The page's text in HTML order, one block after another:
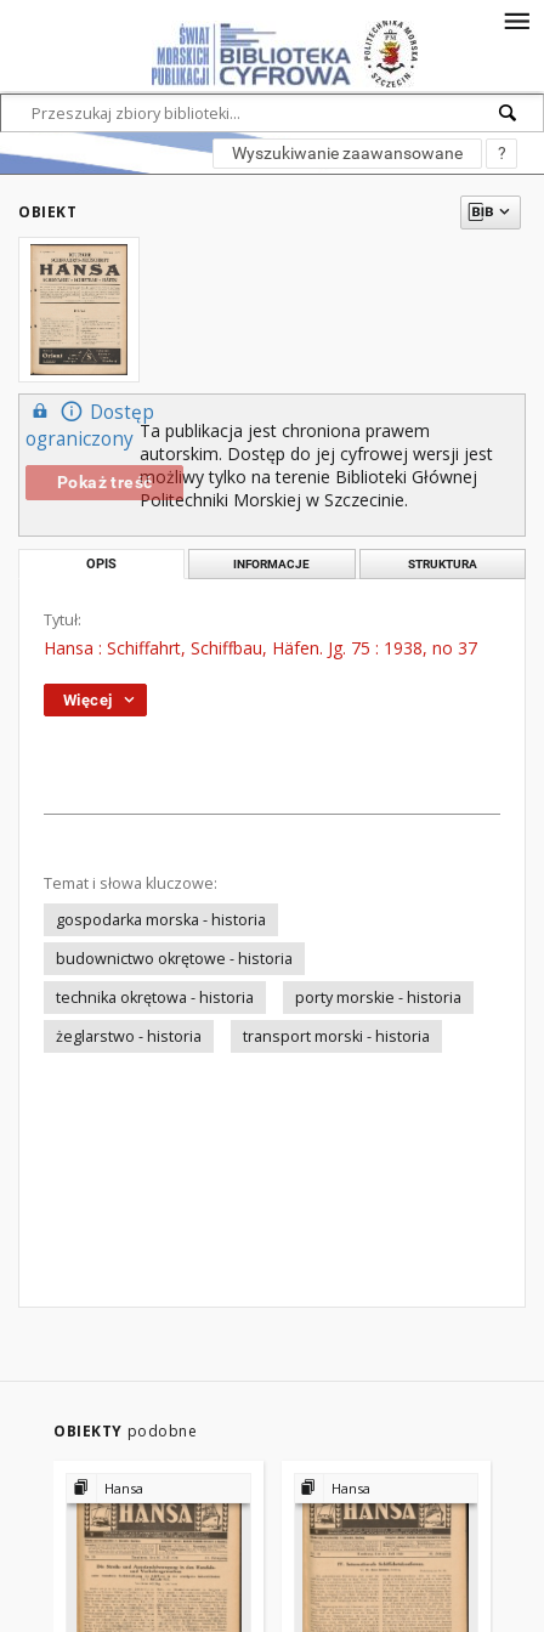
Wyszukiwanie zaawansowane ?
OBIEKT
Dostęp
ograniczony
Pokaż treść
Ta publikacja jest chroniona prawem
autorskim. Dostęp do jej cyfrowej wersji jest
możliwy tylko na terenie Biblioteki Głównej
Politechniki Morskiej w Szczecinie.
OPIS INFORMACJE STRUKTURA
Tytuł:
Hansa : Schiffahrt, Schiffbau, Häfen. Jg. 75 : 1938, no 37
Więcej
Temat i słowa kluczowe:
gospodarka morska - historia
budownictwo okrętowe - historia
technika okrętowa - historia
porty morskie - historia
żeglarstwo - historia
transport morski - historia
OBIEKTY podobne
Hansa Hansa